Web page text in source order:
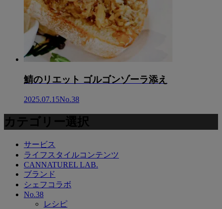
鯖のリエット ゴルゴンゾーラ添え
2025.07.15No.38
カテゴリー選択
サービス
ライフスタイルコンテンツ
CANNATUREL LAB.
ブランド
シェフコラボ
No.38
レシピ